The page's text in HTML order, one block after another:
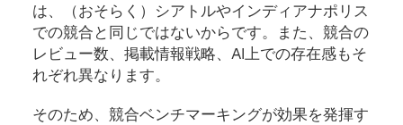
は、（おそらく）シアトルやインディアナポリス
での競合と同じではないからです。また、競合の
レビュー数、掲載情報戦略、AI上での存在感もそ
れぞれ異なります。
そのため、競合ベンチマーキングが効果を発揮す